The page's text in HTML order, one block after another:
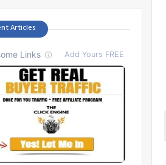
Articles